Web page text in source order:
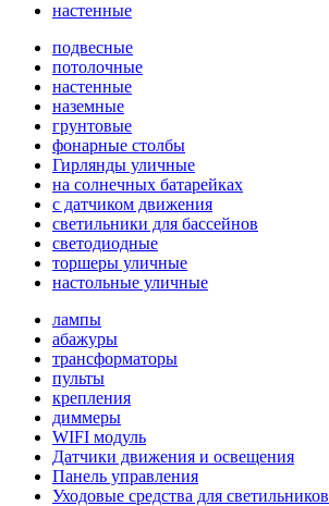
настенные
подвесные
потолочные
настенные
наземные
грунтовые
фонарные столбы
Гирлянды уличные
на солнечных батарейках
с датчиком движения
светильники для бассейнов
светодиодные
торшеры уличные
настольные уличные
лампы
абажуры
трансформаторы
пульты
крепления
диммеры
WIFI модуль
Датчики движения и освещения
Панель управления
Уходовые средства для светильников